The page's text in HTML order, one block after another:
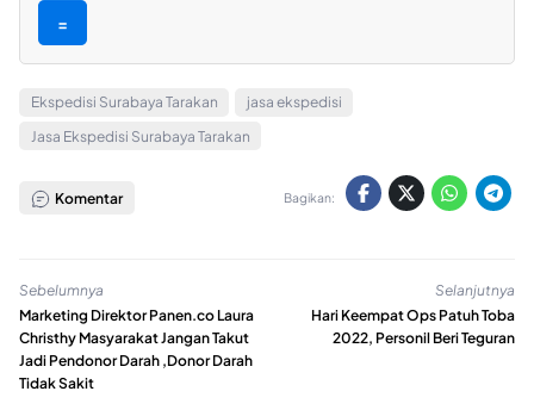
=
Ekspedisi Surabaya Tarakan
jasa ekspedisi
Jasa Ekspedisi Surabaya Tarakan
Komentar Bagikan:
Sebelumnya
Marketing Direktor Panen.co Laura
Christhy Masyarakat Jangan Takut
Jadi Pendonor Darah ,Donor Darah
Tidak Sakit
Selanjutnya
Hari Keempat Ops Patuh Toba
2022, Personil Beri Teguran